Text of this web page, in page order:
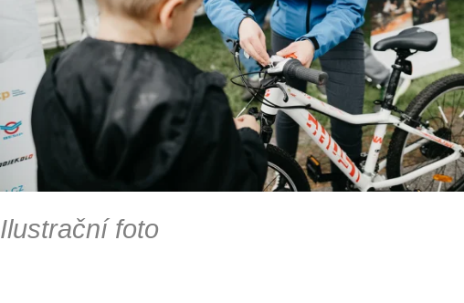
Ilustrační foto